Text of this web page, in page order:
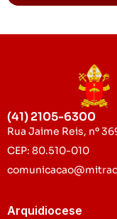
(41) 2105-6300
Rua Jaime Reis, nº
CEP: 80.510-010
Arquidiocese